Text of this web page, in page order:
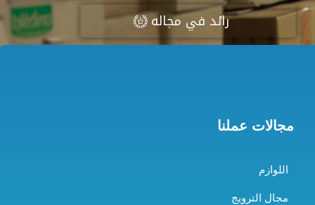
رائد في مجاله
مجالات عملنا
اللوازم
مجال الترويج